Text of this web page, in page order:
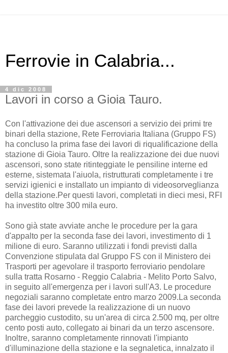
Ferrovie in Calabria...
4 dic 2008
Lavori in corso a Gioia Tauro.
Con l'attivazione dei due ascensori a servizio dei primi tre
binari della stazione, Rete Ferroviaria Italiana (Gruppo FS)
ha concluso la prima fase dei lavori di riqualificazione della
stazione di Gioia Tauro. Oltre la realizzazione dei due nuovi
ascensori, sono state ritinteggiate le pensiline interne ed
esterne, sistemata l'aiuola, ristrutturati completamente i tre
servizi igienici e installato un impianto di videosorveglianza
della stazione.Per questi lavori, completati in dieci mesi, RFI
ha investito oltre 300 mila euro.
Sono già state avviate anche le procedure per la gara
d'appalto per la seconda fase dei lavori, investimento di 1
milione di euro. Saranno utilizzati i fondi previsti dalla
Convenzione stipulata dal Gruppo FS con il Ministero dei
Trasporti per agevolare il trasporto ferroviario pendolare
sulla tratta Rosarno - Reggio Calabria - Melito Porto Salvo,
in seguito all'emergenza per i lavori sull'A3. Le procedure
negoziali saranno completate entro marzo 2009.La seconda
fase dei lavori prevede la realizzazione di un nuovo
parcheggio custodito, su un'area di circa 2.500 mq, per oltre
cento posti auto, collegato ai binari da un terzo ascensore.
Inoltre, saranno completamente rinnovati l'impianto
d'illuminazione della stazione e la segnaletica, innalzato il